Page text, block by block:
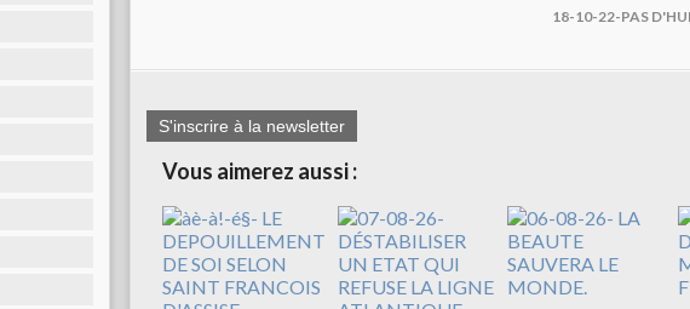
18-10-22-PAS
S'inscrire à la newsletter
Vous aimerez aussi :